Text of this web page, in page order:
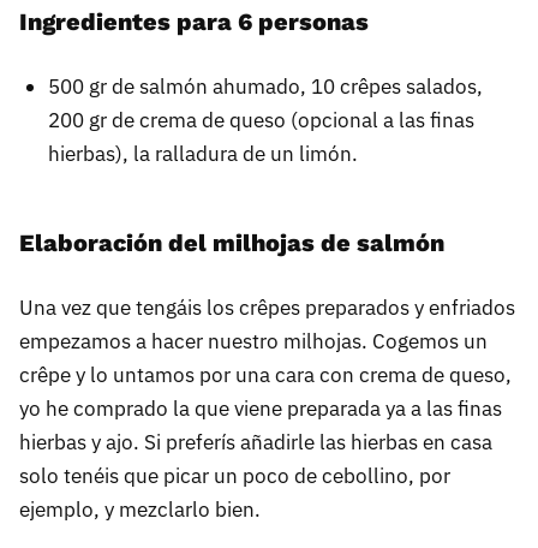
Ingredientes para 6 personas
500 gr de salmón ahumado, 10 crêpes salados,
200 gr de crema de queso (opcional a las finas
hierbas), la ralladura de un limón.
Elaboración del milhojas de salmón
Una vez que tengáis los crêpes preparados y enfriados
empezamos a hacer nuestro milhojas. Cogemos un
crêpe y lo untamos por una cara con crema de queso,
yo he comprado la que viene preparada ya a las finas
hierbas y ajo. Si preferís añadirle las hierbas en casa
solo tenéis que picar un poco de cebollino, por
ejemplo, y mezclarlo bien.